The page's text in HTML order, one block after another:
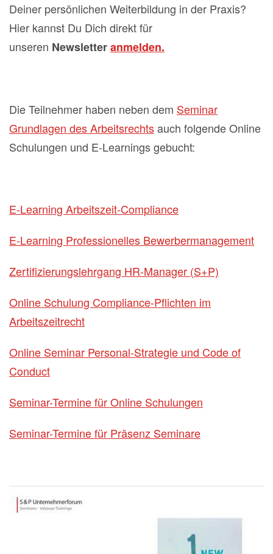
Deiner persönlichen Weiterbildung in der Praxis?
Hier kannst Du Dich direkt für
unseren Newsletteranmelden.
Die Teilnehmer haben neben dem Seminar
Grundlagen des Arbeitsrechtsauch folgende Online
Schulungen und E-Learnings gebucht:
E-Learning Arbeitszeit-Compliance
E-Learning Professionelles Bewerbermanagement
Zertifizierungslehrgang HR-Manager (S+P)
Online Schulung Compliance-Pflichten im
Arbeitszeitrecht
Online Seminar Personal-Strategie und Code of
Conduct
Seminar-Termine für Online Schulungen
Seminar-Termine für Präsenz Seminare